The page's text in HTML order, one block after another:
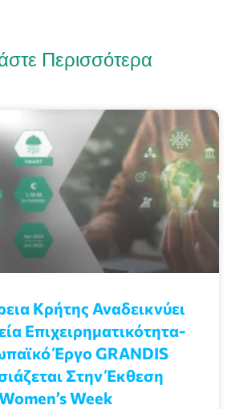
Περισσότερα
Κρήτης Αναδεικνύει
Επιχειρηματικότητα-
Έργο GRANDIS
Στην Έκθεση
Week